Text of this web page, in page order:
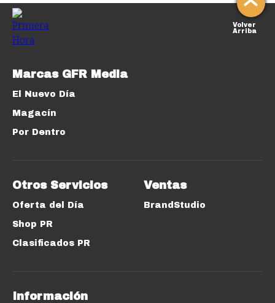
Volver
Arriba
Marcas GFR Media
El Nuevo Día
Magacín
Por Dentro
Otros Servicios
Oferta del Día
Shop PR
Clasificados PR
Ventas
BrandStudio
Información